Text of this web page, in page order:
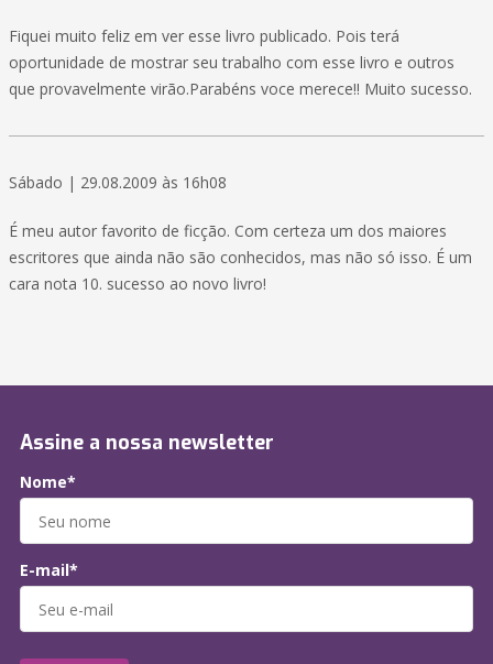
Fiquei muito feliz em ver esse livro publicado. Pois terá
oportunidade de mostrar seu trabalho com esse livro e outros
que provavelmente virão.Parabéns voce merece!! Muito sucesso.
Sábado | 29.08.2009 às 16h08
É meu autor favorito de ficção. Com certeza um dos maiores
escritores que ainda não são conhecidos, mas não só isso. É um
cara nota 10. sucesso ao novo livro!
Assine a nossa newsletter
Nome*
E-mail*